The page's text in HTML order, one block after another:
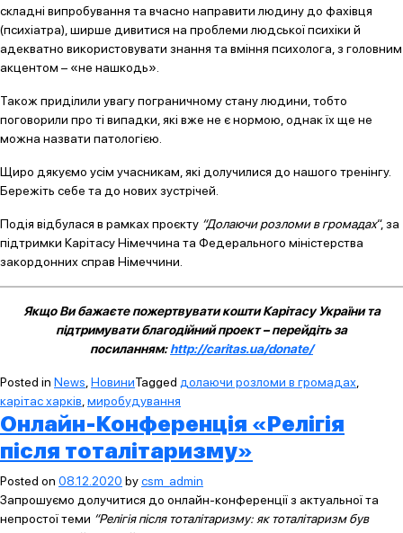
складні випробування та вчасно направити людину до фахівця
(психіатра), ширше дивитися на проблеми людської психіки й
адекватно використовувати знання та вміння психолога, з головним
акцентом – «не нашкодь».
Також приділили увагу пограничному стану людини, тобто
поговорили про ті випадки, які вже не є нормою, однак їх ще не
можна назвати патологією.
Щиро дякуємо усім учасникам, які долучилися до нашого тренінгу.
Бережіть себе та до нових зустрічей.
Подія відбулася в рамках проєкту “Долаючи розломи в громадах“, за
підтримки Карітасу Німеччина та Федерального міністерства
закордонних справ Німеччини.
Якщо Ви бажаєте пожертвувати кошти Карітасу України та
підтримувати благодійний проект – перейдіть за
посиланням:http://caritas.ua/donate/
Posted in News НовиниTagged долаючи розломи в громадах
карітас харків миробудування
Онлайн-Конференція «Релігія
після тоталітаризму»
Posted on 08.12.2020 bycsm_admin
Запрошуємо долучитися до онлайн-конференції з актуальної та
непростої теми “Релігія після тоталітаризму: як тоталітаризм був